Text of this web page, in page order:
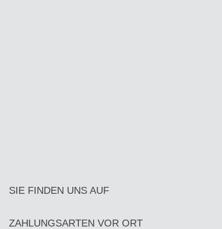
SIE FINDEN UNS AUF
ZAHLUNGSARTEN VOR ORT